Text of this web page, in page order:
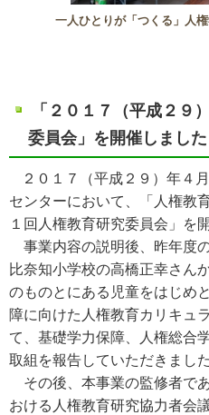
一人ひとりが「つくる」人
「２０１７（平成２９
委員会」を開催しました
２０１７（平成２９）年４
センターにおいて、「人権教
１回人権教育研究委員会」を
事業内容の説明後、昨年度
比奈知小学校の高橋正幸さん
のものとにある児童をはじめ
障に向けた人権教育カリキュ
て、基礎学力保障、人権総合
取組を報告していただきました
その後、本事業の監修者で
おける人権教育研究協力者会